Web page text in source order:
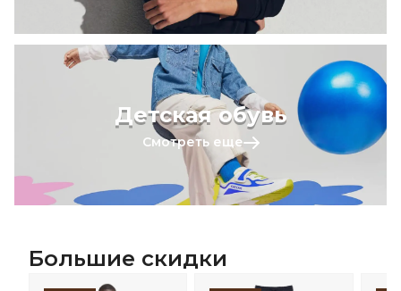
Детская обувь
Смотреть еще
Большие скидки